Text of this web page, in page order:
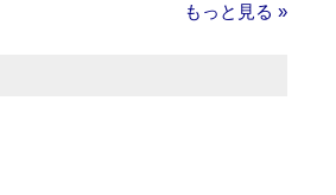
もっと見る »